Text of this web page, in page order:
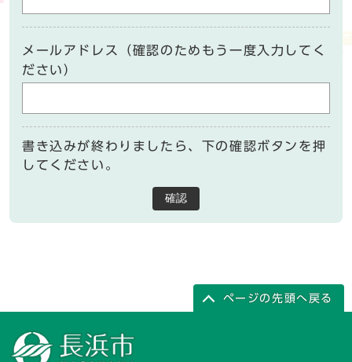
メールアドレス（確認のためもう一度入力してく
ださい）
書き込みが終わりましたら、下の確認ボタンを押
してください。
確認
ページの先頭へ戻る